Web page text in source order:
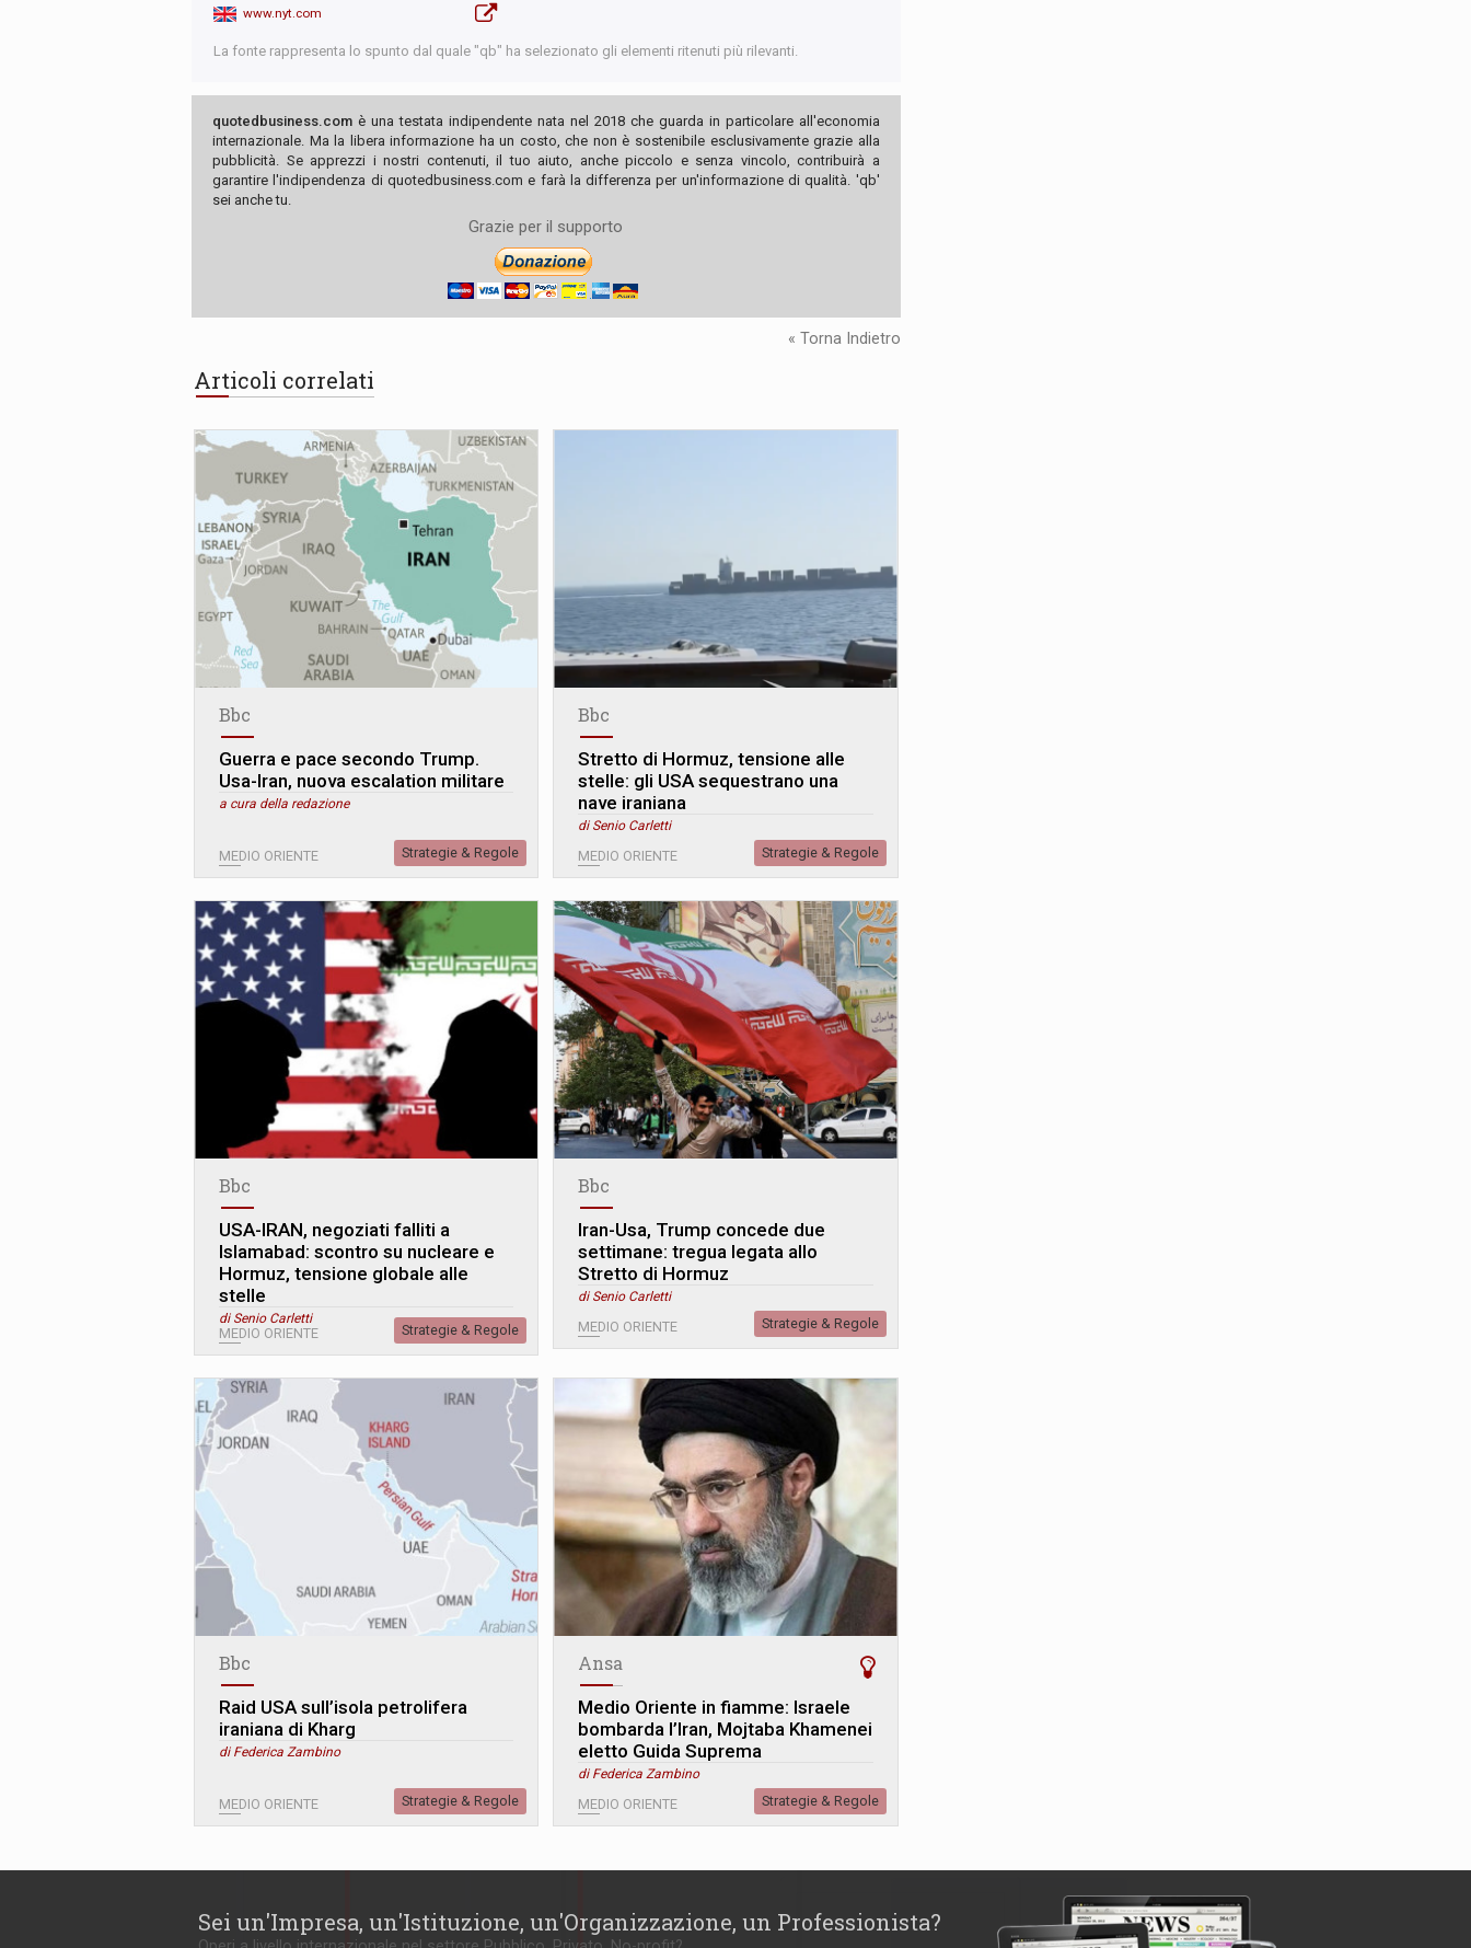
www.nyt.com
La fonte rappresenta lo spunto dal quale "qb" ha selezionato gli elementi ritenuti più rilevanti.
quotedbusiness.com è una testata indipendente nata nel 2018 che guarda in particolare all'economia
internazionale. Ma la libera informazione ha un costo, che non è sostenibile esclusivamente grazie alla
pubblicità. Se apprezzi i nostri contenuti, il tuo aiuto, anche piccolo e senza vincolo, contribuirà a
garantire l'indipendenza di quotedbusiness.com e farà la differenza per un'informazione di qualità. 'qb'
sei anche tu.
Grazie per il supporto
« Torna Indietro
Articoli correlati
Bbc
Guerra e pace secondo Trump.
Usa-Iran, nuova escalation militare
a cura della redazione
MEDIO ORIENTE Strategie & Regole
Bbc
Stretto di Hormuz, tensione alle
stelle: gli USA sequestrano una
nave iraniana
di Senio Carletti
MEDIO ORIENTE Strategie & Regole
Bbc
USA-IRAN, negoziati falliti a
Islamabad: scontro su nucleare e
Hormuz, tensione globale alle
stelle
di Senio Carletti
MEDIO ORIENTE Strategie & Regole
Bbc
Iran-Usa, Trump concede due
settimane: tregua legata allo
Stretto di Hormuz
di Senio Carletti
MEDIO ORIENTE Strategie & Regole
Bbc
Raid USA sull’isola petrolifera
iraniana di Kharg
di Federica Zambino
MEDIO ORIENTE Strategie & Regole
Ansa
Medio Oriente in fiamme: Israele
bombarda l’Iran, Mojtaba Khamenei
eletto Guida Suprema
di Federica Zambino
MEDIO ORIENTE Strategie & Regole
Sei un'Impresa, un'Istituzione, un'Organizzazione, un Professionista?